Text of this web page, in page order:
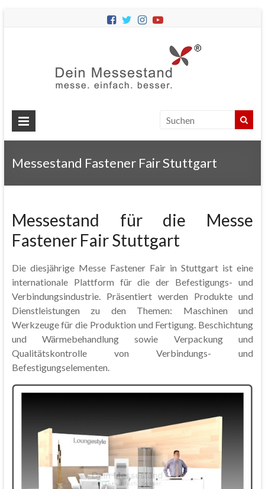
Messestände
für
Ihren
Messestand Fastener Fair Stuttgart
Messestand für die Messe
Fastener Fair Stuttgart
Die diesjährige Messe Fastener Fair in Stuttgart ist eine
internationale Plattform für die der Befestigungs- und
Verbindungsindustrie. Präsentiert werden Produkte und
Dienstleistungen zu den Themen: Maschinen und
Werkzeuge für die Produktion und Fertigung. Beschichtung
und Wärmebehandlung sowie Verpackung und
Qualitätskontrolle von Verbindungs- und
Befestigungselementen.